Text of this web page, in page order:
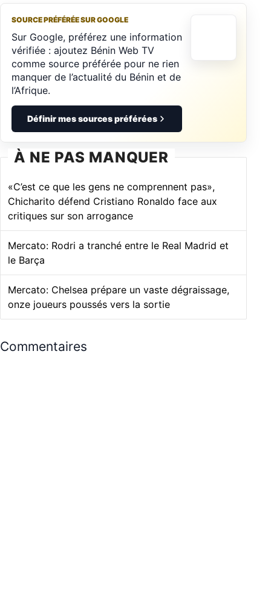
SOURCE PRÉFÉRÉE SUR GOOGLE
Sur Google, préférez une information
vérifiée : ajoutez Bénin Web TV
comme source préférée pour ne rien
manquer de l’actualité du Bénin et de
l’Afrique.
Définir mes sources préférées
À NE PAS MANQUER
«C’est ce que les gens ne comprennent pas»,
Chicharito défend Cristiano Ronaldo face aux
critiques sur son arrogance
Mercato: Rodri a tranché entre le Real Madrid et
le Barça
Mercato: Chelsea prépare un vaste dégraissage,
onze joueurs poussés vers la sortie
Commentaires